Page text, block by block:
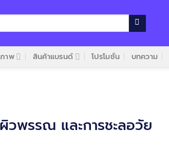
าพ สินค้าแบรนด์ โปรโมชั่น บทความ
วพรรณ และการชะลอวัย